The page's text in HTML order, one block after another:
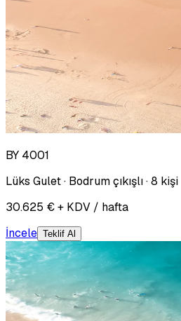
BY 4001
Lüks Gulet · Bodrum çıkışlı · 8 kişi
30.625 € + KDV / hafta
İncele Teklif Al